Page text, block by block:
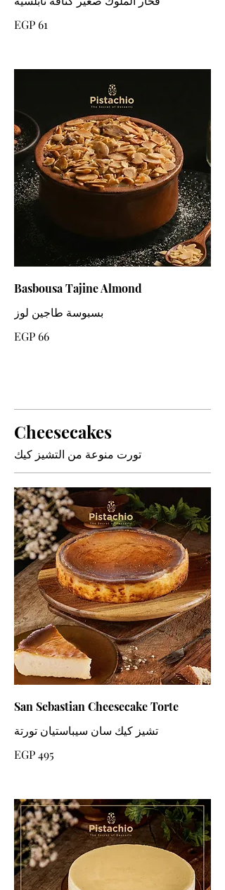
EGP 61
Basbousa Tajine Almond
بسبوسة طاجين لوز
EGP 66
Cheesecakes
تورت منوعة من التشيز كيك
San Sebastian Cheesecake Torte
تشيز كيك سان سيباستيان تورتة
EGP 495